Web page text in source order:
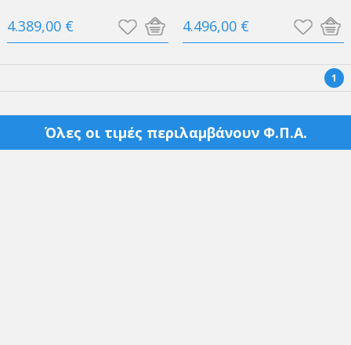
4.389,00 € 4.496,00 €
1
Όλες οι τιμές περιλαμβάνουν Φ.Π.Α.